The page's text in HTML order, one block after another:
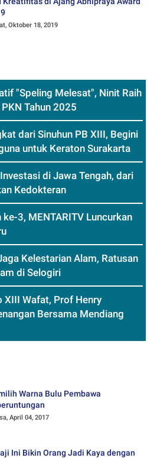
Oktober 18, 2019
"Speling Melesat", Ninit Raih
Tahun 2025
dari Sinuhun PB XIII, Begini
untuk Keraton Surakarta
di Jawa Tengah, dari
Kedokteran
ke-3, MENTARITV Luncurkan
Kelestarian Alam, Ratusan
di Selogiri
XIII Wafat, Prof Henry
Bersama Mendiang
Warna Bulu Pembawa
April 04, 2017
Ini Bikin Orang Jadi Kaya dengan